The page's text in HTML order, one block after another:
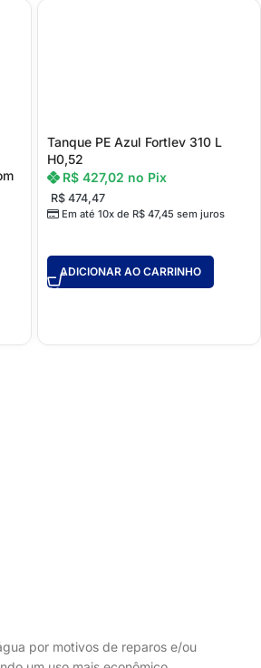
Tanque PE Azul Fortlev 310 L
H0,52
R$474,47
Em até 10x de R$ 47,45 sem juros
R$ 427,02 no Pix
ADICIONAR AO CARRINHO
por motivos de reparos e/ou